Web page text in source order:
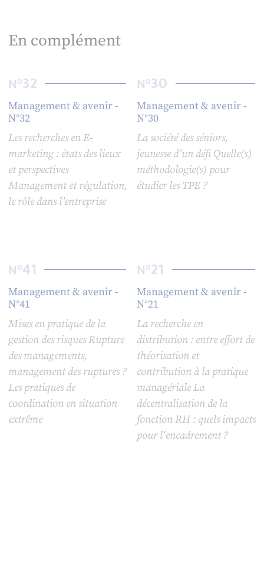
En complément
N°32
Management & avenir -
N°32
Les recherches en E-
marketing : états des lieux
et perspectives
Management et régulation,
le rôle dans l’entreprise
N°30
Management & avenir -
N°30
La société des séniors,
jeunesse d’un défi Quelle(s)
méthodologie(s) pour
étudier les TPE ?
N°41
Management & avenir -
N°41
Mises en pratique de la
gestion des risques Rupture
des managements,
management des ruptures ?
Les pratiques de
coordination en situation
extrême
N°21
Management & avenir -
N°21
La recherche en
distribution : entre effort de
théorisation et
contribution à la pratique
managériale La
décentralisation de la
fonction RH : quels impacts
pour l'encadrement ?